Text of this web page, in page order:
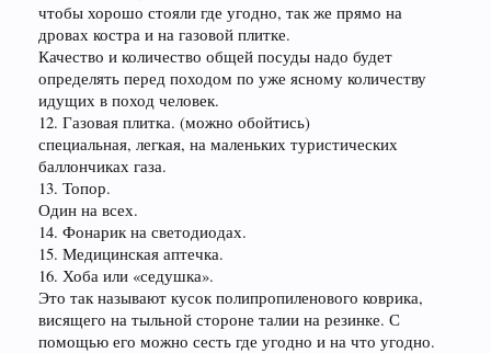
чтобы хорошо стояли где угодно, так же прямо на
дровах костра и на газовой плитке.
Качество и количество общей посуды надо будет
определять перед походом по уже ясному количеству
идущих в поход человек.
12. Газовая плитка. (можно обойтись)
специальная, легкая, на маленьких туристических
баллончиках газа.
13. Топор.
Один на всех.
14. Фонарик на светодиодах.
15. Медицинская аптечка.
16. Хоба или «седушка».
Это так называют кусок полипропиленового коврика,
висящего на тыльной стороне талии на резинке. С
помощью его можно сесть где угодно и на что угодно.